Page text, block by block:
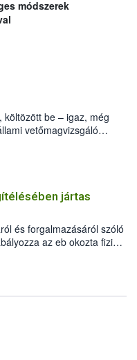
módszerek
költözött be – igaz, még
vetőmagvizsgáló
Czigler Győző által
jártas
és forgalmazásáról szóló
az eb okozta fizikai
felmerülő
eb tartását és annak
jártas szakértőt.